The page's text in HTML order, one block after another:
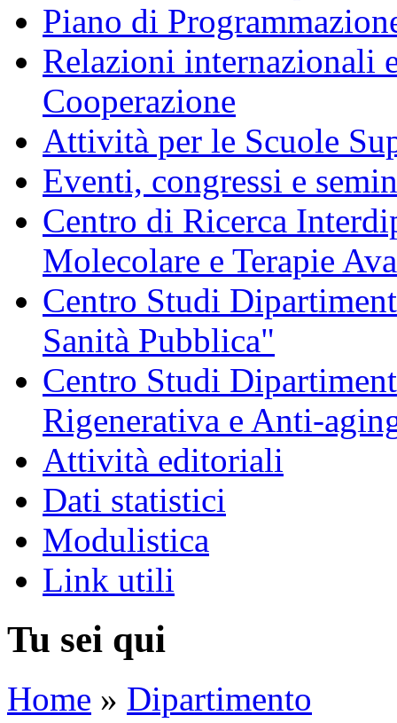
Piano di
Relazioni internazionali
Cooperazione
Attività per le Scuole
Eventi, congressi e
Centro di Ricerca
Molecolare e Terapie
Centro Studi
Sanità Pubblica"
Centro Studi
Rigenerativa e Anti-
Attività editoriali
Dati statistici
Modulistica
Link utili
Tu sei qui
Home » Dipartimento